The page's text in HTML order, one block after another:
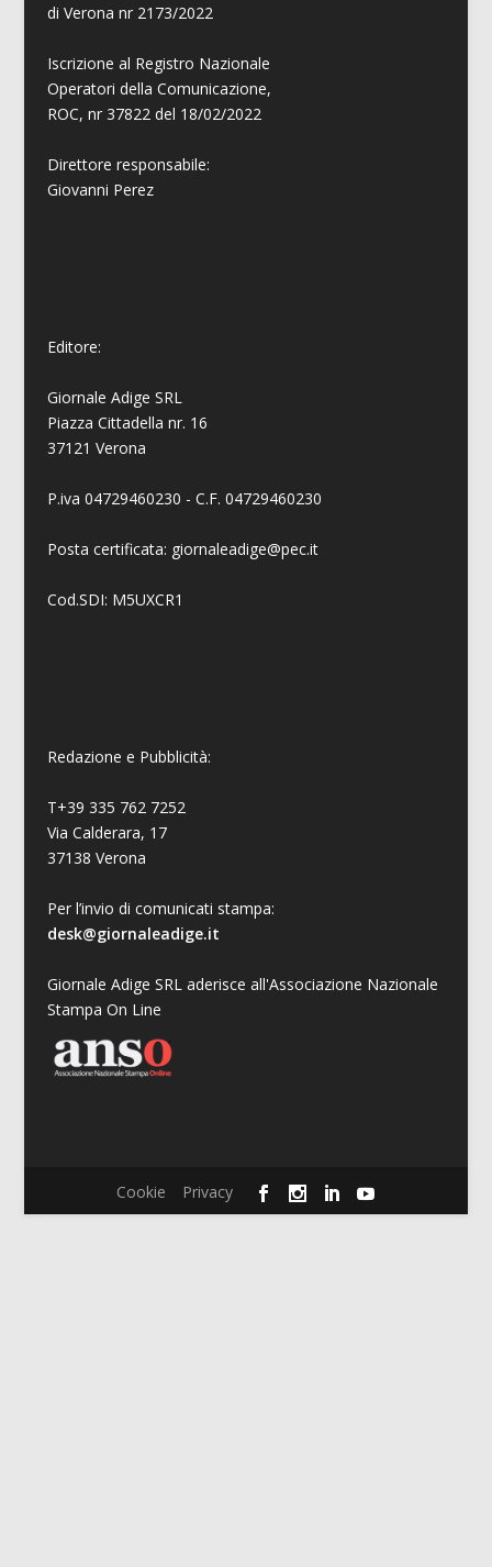
di Verona nr 2173/2022
Iscrizione al Registro Nazionale
Operatori della Comunicazione,
ROC, nr 37822 del 18/02/2022
Direttore responsabile:
Giovanni Perez
Editore:
Giornale Adige SRL
Piazza Cittadella nr. 16
37121 Verona
P.iva 04729460230 - C.F. 04729460230
Posta certificata: giornaleadige@pec.it
Cod.SDI: M5UXCR1
Redazione e Pubblicità:
T+39 335 762 7252
Via Calderara, 17
37138 Verona
Per l’invio di comunicati stampa:
desk@giornaleadige.it
Giornale Adige SRL aderisce all'Associazione Nazionale
Stampa On Line
Cookie Privacy